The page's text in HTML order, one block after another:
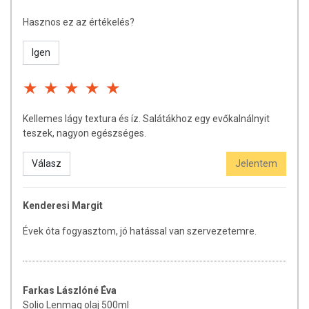
Hasznos ez az értékelés?
Igen
Kellemes lágy textura és íz. Salátákhoz egy evőkalnálnyit
teszek, nagyon egészséges.
Válasz Jelentem
Kenderesi Margit
Évek óta fogyasztom, jó hatással van szervezetemre.
Farkas Lászlóné Éva
Solio Lenmag olaj 500ml